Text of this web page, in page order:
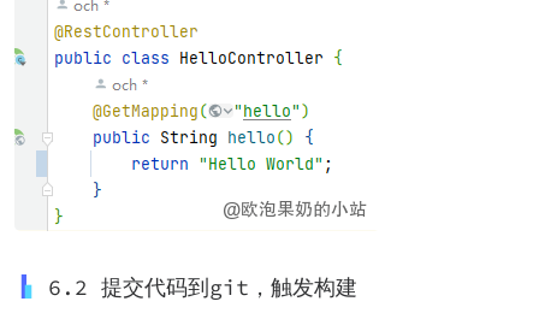
6.2 提交代码到git，触发构建